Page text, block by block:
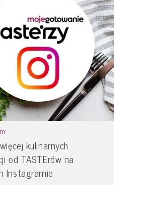
kulinarnych
od TASTErów na
Instagramie